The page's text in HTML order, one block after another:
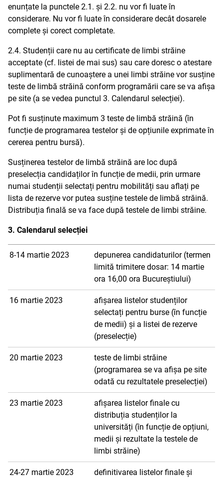
enunțate la punctele 2.1. și 2.2. nu vor fi luate în
considerare. Nu vor fi luate în considerare decât dosarele
complete și corect completate.
2.4. Studenții care nu au certificate de limbi străine
acceptate (cf. listei de mai sus) sau care doresc o atestare
suplimentară de cunoaștere a unei limbi străine vor susține
teste de limbă străină conform programării care se va afișa
pe site (a se vedea punctul 3. Calendarul selecției).
Pot fi susținute maximum 3 teste de limbă străină (în
funcție de programarea testelor și de opțiunile exprimate în
cererea pentru bursă).
Susținerea testelor de limbă străină are loc după
preselecția candidaților în funcție de medii, prin urmare
numai studenții selectați pentru mobilități sau aflați pe
lista de rezerve vor putea susține testele de limbă străină.
Distribuția finală se va face după testele de limbi străine.
3. Calendarul selecției
8-14 martie 2023
depunerea candidaturilor (termen
limită trimitere dosar: 14 martie
ora 16,00 ora Bucureștiului)
16 martie 2023
afișarea listelor studenților
selectați pentru burse (în funcție
de medii) și a listei de rezerve
(preselecție)
20 martie 2023
teste de limbi străine
(programarea se va afișa pe site
odată cu rezultatele preselecției)
23 martie 2023
afișarea listelor finale cu
distribuția studenților la
universități (în funcție de opțiuni,
medii și rezultate la testele de
limbi străine)
24-27 martie 2023
definitivarea listelor finale și